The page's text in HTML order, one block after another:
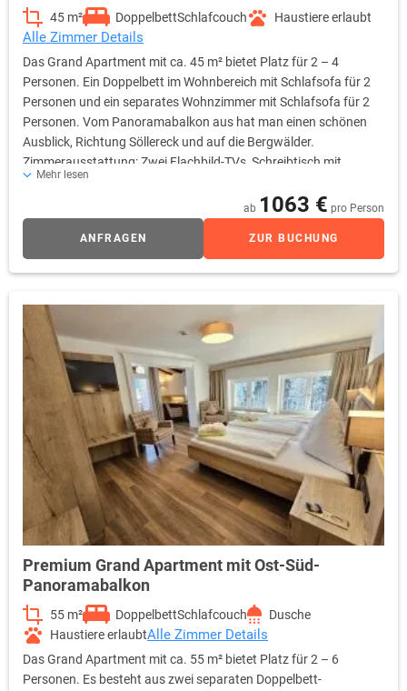
45 m² DoppelbettSchlafcouch Haustiere erlaubt
Alle Zimmer Details
Das Grand Apartment mit ca. 45 m² bietet Platz für 2 – 4
Personen. Ein Doppelbett im Wohnbereich mit Schlafsofa für 2
Personen und ein separates Wohnzimmer mit Schlafsofa für 2
Personen. Vom Panoramabalkon aus hat man einen schönen
Ausblick, Richtung Söllereck und auf die Bergwälder.
Zimmerausstattung: Zwei Flachbild-TVs, Schreibtisch mit
Minibar, Safe, freies Wifi, Durchwahltelefon, Kofferablage, Bad
mit Dusch-Badewanne, WC, Fön, Kosmetikspiegel
Mehr lesen
ab 1063 € pro Person
ANFRAGEN ZUR BUCHUNG
Premium Grand Apartment mit Ost-Süd-
Panoramabalkon
55 m² DoppelbettSchlafcouch
Dusche
Haustiere erlaubtAlle Zimmer Details
Das Grand Apartment mit ca. 55 m² bietet Platz für 2 – 6
Personen. Es besteht aus zwei separaten Doppelbett-